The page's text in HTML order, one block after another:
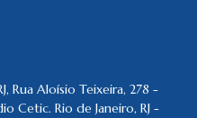
Rua Aloísio Teixeira, 278 -
Cetic. Rio de Janeiro, RJ -